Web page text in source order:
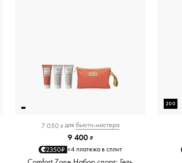
7 050 ₽ для бьюти-мастера
9 400 ₽
2350₽ ×4 платежа в сплит
200